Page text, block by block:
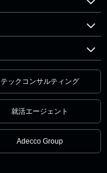
テックコンサルティング
就活エージェント
Adecco Group